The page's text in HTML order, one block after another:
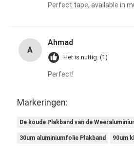
Perfect tape, available in
A
Ahmad
Het is nuttig. (1)
Perfect!
Markeringen:
De koude Plakband van de
30um aluminiumfolie Plakband 90um